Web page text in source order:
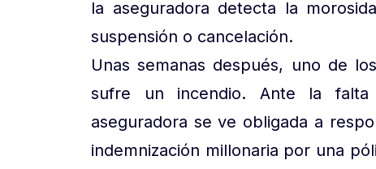
la aseguradora detecta la
suspensión o cancelación.
Unas semanas después, uno de
sufre un incendio. Ante la falta
aseguradora se ve obligada a
indemnización millonaria por una